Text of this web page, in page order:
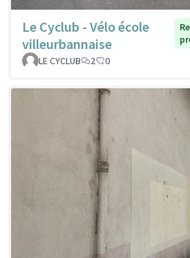
Le Cyclub - Vélo école
villeurbannaise
LE CYCLUB
2 0